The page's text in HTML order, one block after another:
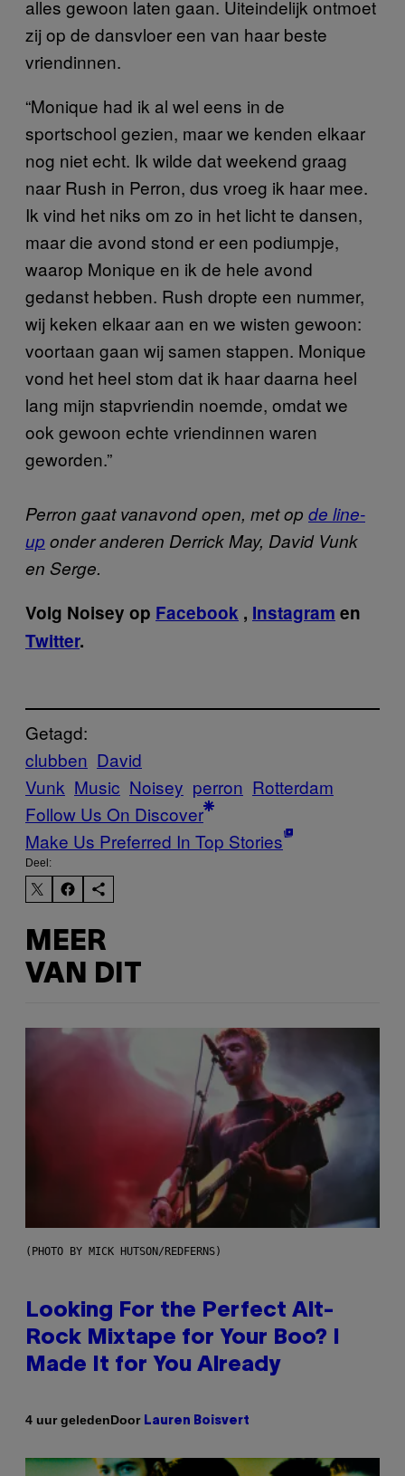
alles gewoon laten gaan. Uiteindelijk ontmoet
zij op de dansvloer een van haar beste
vriendinnen.
“Monique had ik al wel eens in de
sportschool gezien, maar we kenden elkaar
nog niet echt. Ik wilde dat weekend graag
naar Rush in Perron, dus vroeg ik haar mee.
Ik vind het niks om zo in het licht te dansen,
maar die avond stond er een podiumpje,
waarop Monique en ik de hele avond
gedanst hebben. Rush dropte een nummer,
wij keken elkaar aan en we wisten gewoon:
voortaan gaan wij samen stappen. Monique
vond het heel stom dat ik haar daarna heel
lang mijn stapvriendin noemde, omdat we
ook gewoon echte vriendinnen waren
geworden.”
Perron gaat vanavond open, met op de line-
up onder anderen Derrick May, David Vunk
en Serge.
Volg Noisey op Facebook , Instagram en
Twitter.
Getagd:
clubben David
Vunk Music Noisey perron Rotterdam
Follow Us On Discover
Make Us Preferred In Top Stories
Deel:
MEER
VAN DIT
(PHOTO BY MICK HUTSON/REDFERNS)
Looking For the Perfect Alt-
Rock Mixtape for Your Boo? I
Made It for You Already
4 uur geledenDoor Lauren Boisvert